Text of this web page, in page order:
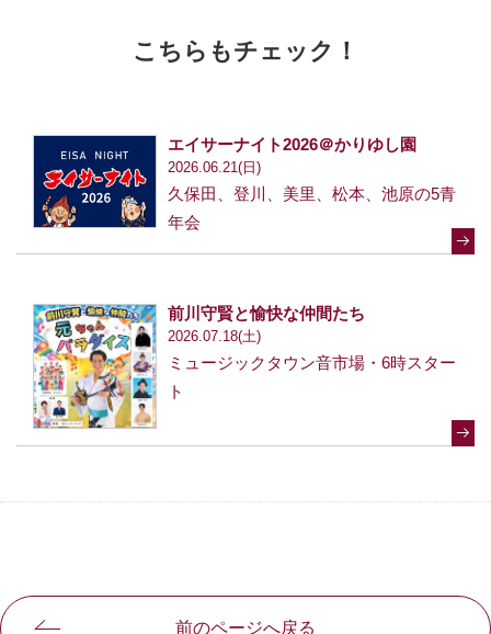
こちらもチェック！
エイサーナイト2026＠かりゆし園
2026.06.21(日)
久保田、登川、美里、松本、池原の5青
年会
前川守賢と愉快な仲間たち
2026.07.18(土)
ミュージックタウン音市場・6時スター
ト
前のページへ戻る